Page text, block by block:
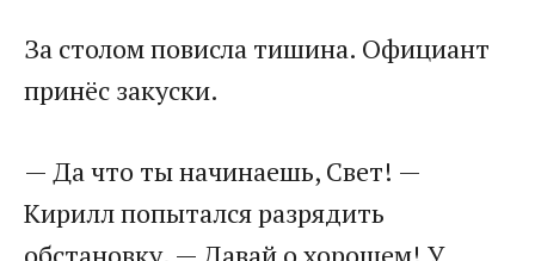
За столом повисла тишина. Официант
принёс закуски.
— Да что ты начинаешь, Свет! —
Кирилл попытался разрядить